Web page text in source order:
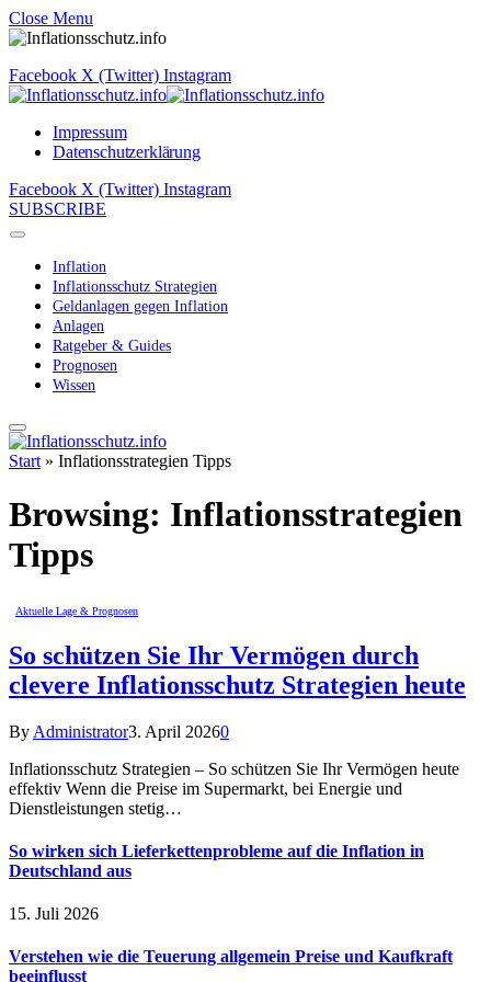
Close Menu
Facebook X (Twitter) Instagram
Impressum
Datenschutzerklärung
Facebook X (Twitter) Instagram
SUBSCRIBE
Inflation
Inflationsschutz Strategien
Geldanlagen gegen Inflation
Anlagen
Ratgeber & Guides
Prognosen
Wissen
Start » Inflationsstrategien Tipps
Browsing: Inflationsstrategien
Tipps
Aktuelle Lage & Prognosen
So schützen Sie Ihr Vermögen durch
clevere Inflationsschutz Strategien heute
By Administrator3. April 20260
Inflationsschutz Strategien – So schützen Sie Ihr Vermögen heute
effektiv Wenn die Preise im Supermarkt, bei Energie und
Dienstleistungen stetig…
So wirken sich Lieferkettenprobleme auf die Inflation in
Deutschland aus
15. Juli 2026
Verstehen wie die Teuerung allgemein Preise und Kaufkraft
beeinflusst